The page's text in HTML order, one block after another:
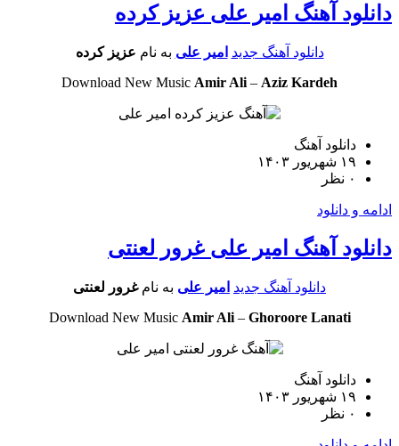
آهنگ امیر علی عزیز کرده
دانلود آهنگ جدید امیر علیبه نام عزیز کرده
Download New Music Amir Ali–Aziz Kardeh
دانلود آهنگ
و دانلود
آهنگ امیر علی غرور لعنتی
دانلود آهنگ جدید امیر علیبه نام غرور لعنتی
Download New Music Amir Ali–Ghoroore Lanati
دانلود آهنگ